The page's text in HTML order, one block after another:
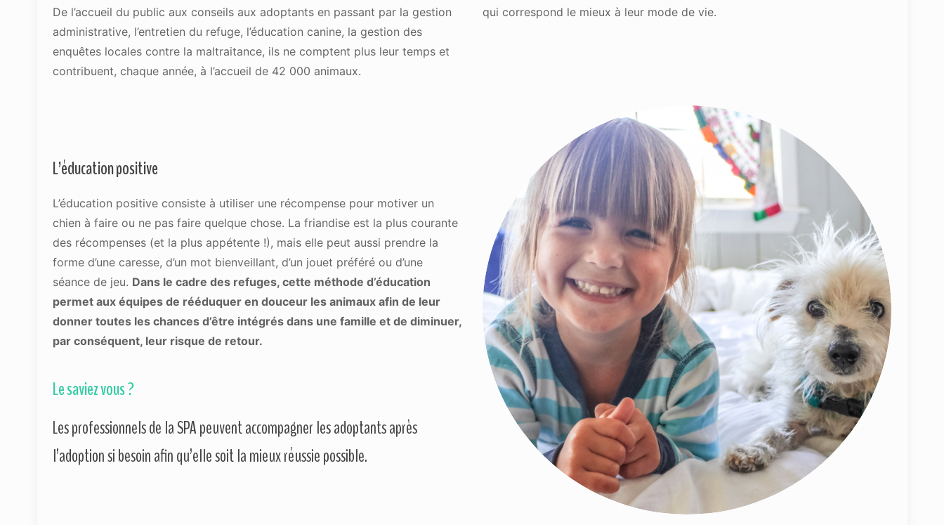
De l’accueil du public aux conseils aux adoptants en passant par la gestion
administrative, l’entretien du refuge, l’éducation canine, la gestion des
enquêtes locales contre la maltraitance, ils ne comptent plus leur temps et
contribuent, chaque année, à l’accueil de 42 000 animaux.
qui correspond le mieux à leur mode de vie.
L’éducation positive
L’éducation positive consiste à utiliser une récompense pour motiver un
chien à faire ou ne pas faire quelque chose. La friandise est la plus courante
des récompenses (et la plus appétente !), mais elle peut aussi prendre la
forme d’une caresse, d’un mot bienveillant, d’un jouet préféré ou d’une
séance de jeu. Dans le cadre des refuges, cette méthode d’éducation
permet aux équipes de rééduquer en douceur les animaux afin de leur
donner toutes les chances d’être intégrés dans une famille et de diminuer,
par conséquent, leur risque de retour.
Le saviez vous ?
Les professionnels de la SPA peuvent accompagner les adoptants après
l’adoption si besoin afin qu’elle soit la mieux réussie possible.